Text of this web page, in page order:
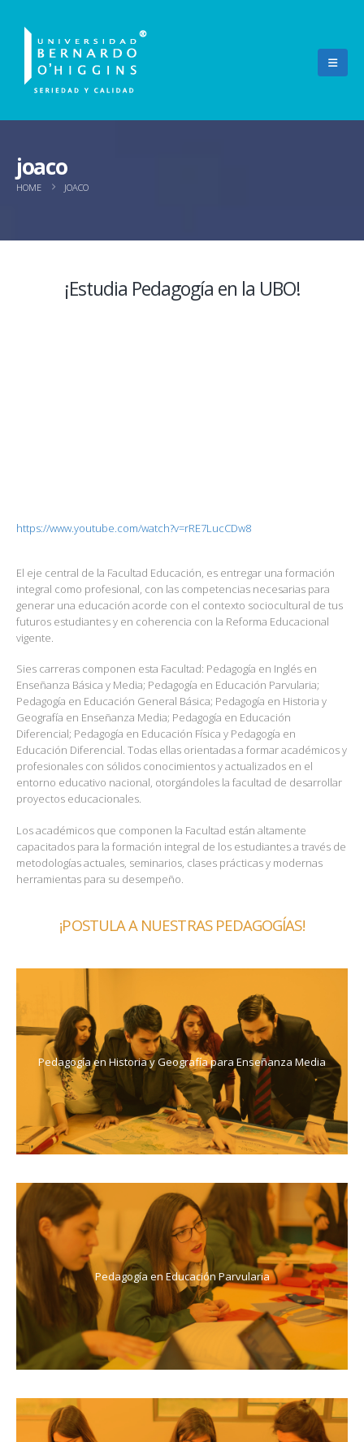
joaco
HOME JOACO
¡Estudia Pedagogía en la UBO!
https://www.youtube.com/watch?v=rRE7LucCDw8
El eje central de la Facultad Educación, es entregar una formación
integral como profesional, con las competencias necesarias para
generar una educación acorde con el contexto sociocultural de tus
futuros estudiantes y en coherencia con la Reforma Educacional
vigente.
Sies carreras componen esta Facultad: Pedagogía en Inglés en
Enseñanza Básica y Media; Pedagogía en Educación Parvularia;
Pedagogía en Educación General Básica; Pedagogía en Historia y
Geografía en Enseñanza Media; Pedagogía en Educación
Diferencial; Pedagogía en Educación Física y Pedagogía en
Educación Diferencial. Todas ellas orientadas a formar académicos y
profesionales con sólidos conocimientos y actualizados en el
entorno educativo nacional, otorgándoles la facultad de desarrollar
proyectos educacionales.
Los académicos que componen la Facultad están altamente
capacitados para la formación integral de los estudiantes a través de
metodologías actuales, seminarios, clases prácticas y modernas
herramientas para su desempeño.
¡POSTULA A NUESTRAS PEDAGOGÍAS!
Pedagogía en Historia y Geografía para Enseñanza Media
Pedagogía en Educación Parvularia